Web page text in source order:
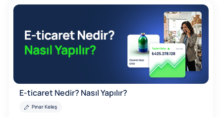
E-ticaret Nedir? Nasıl Yapılır?
Pınar Keleş